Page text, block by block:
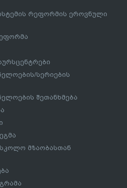
რეფორმის ეროვნული
სერიების
შეთანხმება
მზაობასთან